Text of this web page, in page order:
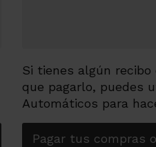
Si tienes algún
que pagarlo, puedes
Automáticos para
Pagar tus compras